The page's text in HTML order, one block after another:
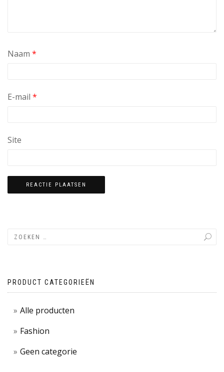
Naam *
E-mail *
Site
PRODUCT CATEGORIEËN
Alle producten
Fashion
Geen categorie